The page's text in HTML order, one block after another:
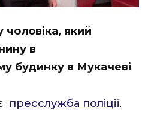
НОВИНИ
чоловіка, який
в
будинку в Мукачеві
пресслужба поліції.